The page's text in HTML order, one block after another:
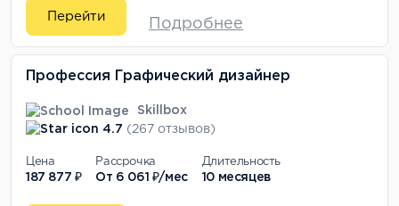
Перейти
Подробнее
Профессия Графический дизайнер
Skillbox
4.7 (267 отзывов)
Цена
187 877 ₽
Рассрочка
От 6 061 ₽/мес
Длительность
10 месяцев